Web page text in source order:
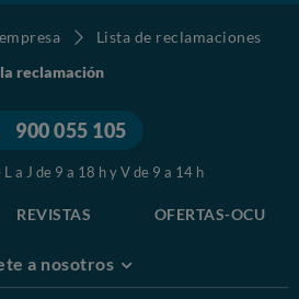
Lista de reclamaciones
reclamación
900 055 105
L a J de 9 a 18 h y V de 9 a 14 h
REVISTAS OFERTAS-OCU
a nosotros